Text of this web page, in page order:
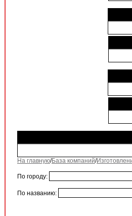
На главную/База компаний/
По городу:
По названию: